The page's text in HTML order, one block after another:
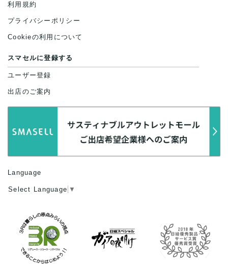
利用規約
プライバシーポリシー
Cookieの利用について
スマセルに登録する
ユーザー登録
出店のご案内
Language
Select Language ▼